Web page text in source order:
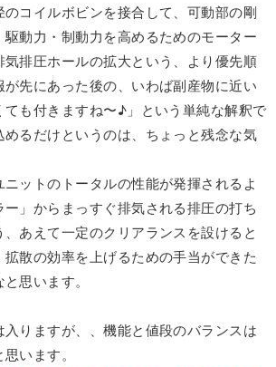
のコイルボビンを接合して、可動部の剛
動力・制動力を高めるためのモーター
排圧ホールの拡大という、より優先順
先にあった後の、いわば副産物に近い
も付きますね〜♪」という単純な解釈で
るだけというのは、ちょっと残念な気
ットのトータルの性能が発揮されるよ
ー」からまっすぐ排気される排圧の打ち
あえて一定のクリアランスを設けると
散の効率を上げるための手当ができた
思います。
りますが、、機能と値段のバランスは
います。